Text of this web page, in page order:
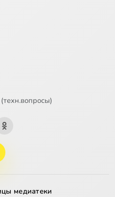
(техн.вопросы)
медиатеки